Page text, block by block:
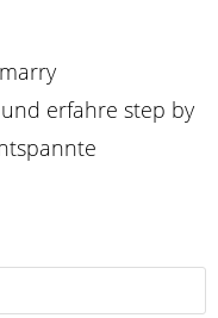
erfahre step by